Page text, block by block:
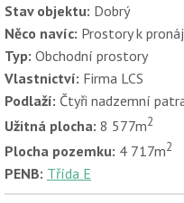
Stav objektu: Dobrý
Něco navíc: Prostory k
Typ: Obchodní prostory
Vlastnictví: Firma LCS
Podlaží: Čtyři nadzemní
Užitná plocha: 8 577m2
Plocha pozemku: 4 717m2
PENB: Třída E